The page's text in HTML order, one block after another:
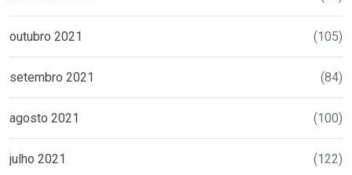
outubro 2021 (105)
setembro 2021 (84)
agosto 2021 (100)
julho 2021 (122)